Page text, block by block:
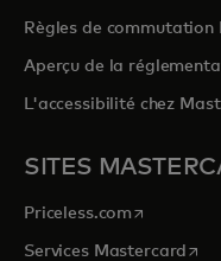
Règles de commutation
Aperçu de la
L'accessibilité chez
SITES
Priceless.com s’ouvre
Services Mastercard